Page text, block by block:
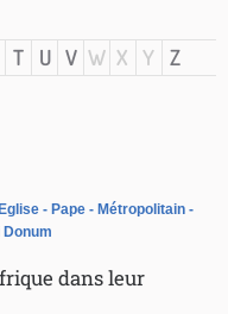
T U V W X Y Z
Pape
Métropolitain
Donum
dans leur